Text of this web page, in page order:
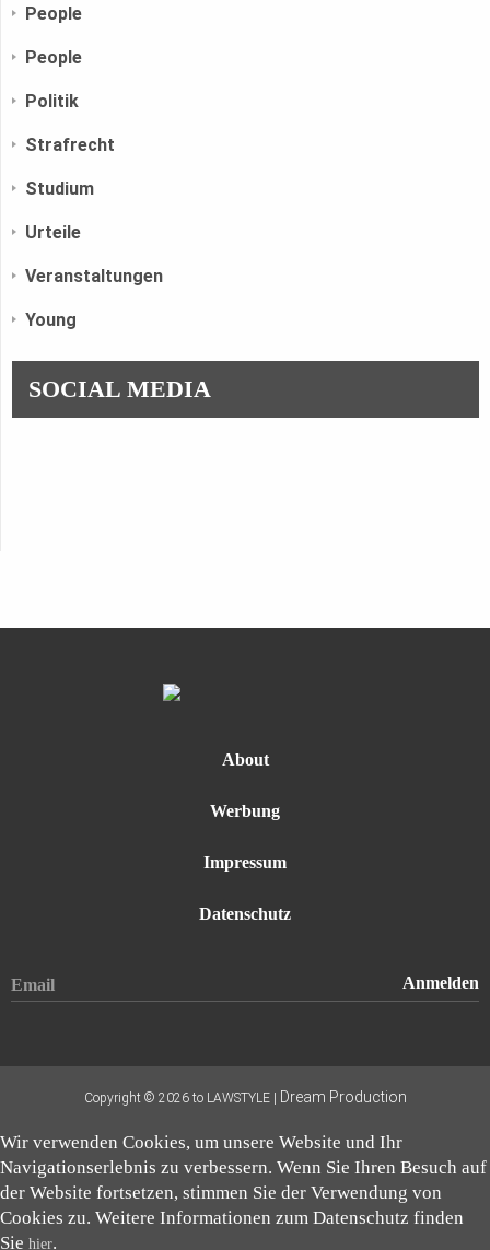
People
People
Politik
Strafrecht
Studium
Urteile
Veranstaltungen
Young
SOCIAL MEDIA
About
Werbung
Impressum
Datenschutz
Copyright © 2026 to LAWSTYLE | Dream Production
Wir verwenden Cookies, um unsere Website und Ihr
Navigationserlebnis zu verbessern. Wenn Sie Ihren Besuch auf
der Website fortsetzen, stimmen Sie der Verwendung von
Cookies zu. Weitere Informationen zum Datenschutz finden
Sie hier.